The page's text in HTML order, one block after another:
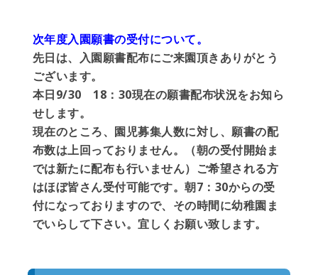
次年度入園願書の受付について。
先日は、入園願書配布にご来園頂きありがとう
ございます。
本日9/30 18：30現在の願書配布状況をお知ら
せします。
現在のところ、園児募集人数に対し、願書の配
布数は上回っておりません。（朝の受付開始ま
では新たに配布も行いません）ご希望される方
はほぼ皆さん受付可能です。朝7：30からの受
付になっておりますので、その時間に幼稚園ま
でいらして下さい。宜しくお願い致します。